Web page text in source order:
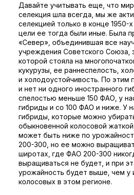
Давайте учитывать еще, что
селекция шла всегда, мы же
селекцией только в конце 1950-
цели ее тогда были иные. Была
«Север», объединившая все
учреждения Советского Союза,
которой стояла на
кукурузы, ее раннеспелость,
и холодоустойчивость. По этим
и нет ни одного иностранного
спелостью меньше 150 ФАО, у
гибриды и со 100 ФАО и ниже. У
гибриды, которые можно
обыкновенной колосовой
может быть ниже по
200-300, но ее можно
широтах, где ФАО 200-300
выращиваться не будет, и при
урожайность будет выше, чем у
колосовых в этом регионе.